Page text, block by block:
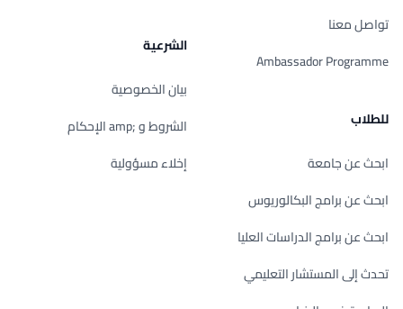
تواصل معنا
Ambassador Programme
للطلاب
ابحث عن جامعة
ابحث عن برامج البكالوريوس
ابحث عن برامج الدراسات العليا
تحدث إلى المستشار التعليمي
الشرعية
بيان الخصوصية
الشروط و ;amp الإحكام
إخلاء مسؤولية